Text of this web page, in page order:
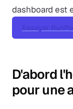
dashboard est
Essayer
D'abord
pour une